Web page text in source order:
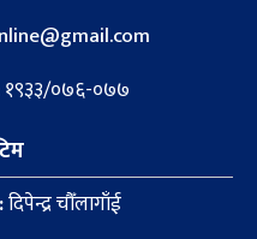
: १९३३/०७६-०७७
दिपेन्द्र चौँलागाँई